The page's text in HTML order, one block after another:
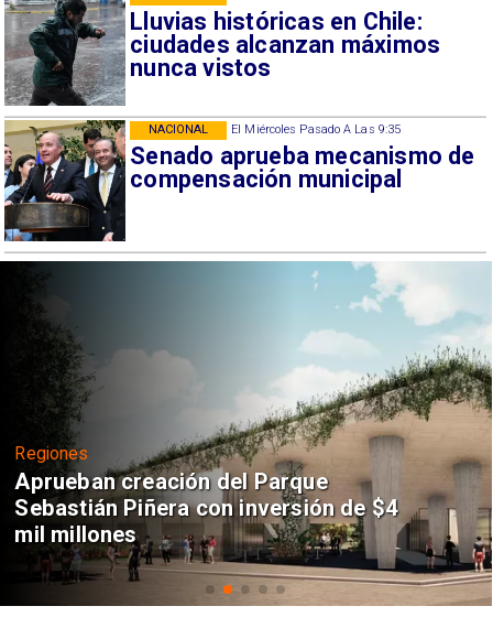
Lluvias históricas en Chile:
ciudades alcanzan máximos
nunca vistos
El Miércoles Pasado A Las 9:35
Senado aprueba mecanismo de
compensación municipal
NACIONAL
Regiones
Aprueban creación del Parque
Sebastián Piñera con inversión de $4
mil millones